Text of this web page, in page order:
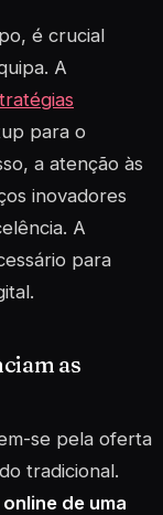
é crucial
A
para o
a atenção às
inovadores
A
para
as
se pela oferta
tradicional.
de uma